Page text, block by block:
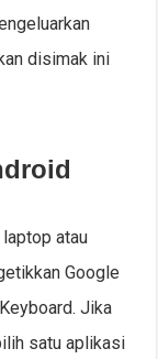
disimak ini
atau
Google
Jika
satu aplikasi